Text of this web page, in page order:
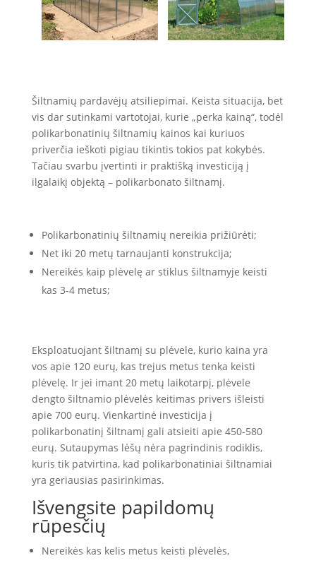
Šiltnamių pardavėjų atsiliepimai. Keista situacija, bet
vis dar sutinkami vartotojai, kurie „perka kainą“, todėl
polikarbonatinių šiltnamių kainos kai kuriuos
priverčia ieškoti pigiau tikintis tokios pat kokybės.
Tačiau svarbu įvertinti ir praktišką investiciją į
ilgalaikį objektą – polikarbonato šiltnamį.
Polikarbonatinių šiltnamių nereikia prižiūrėti;
Net iki 20 metų tarnaujanti konstrukcija;
Nereikės kaip plėvelę ar stiklus šiltnamyje keisti
kas 3-4 metus;
Eksploatuojant šiltnamį su plėvele, kurio kaina yra
vos apie 120 eurų, kas trejus metus tenka keisti
plėvelę. Ir jei imant 20 metų laikotarpį, plėvele
dengto šiltnamio plėvelės keitimas privers išleisti
apie 700 eurų. Vienkartinė investicija į
polikarbonatinį šiltnamį gali atsieiti apie 450-580
eurų. Sutaupymas lėšų nėra pagrindinis rodiklis,
kuris tik patvirtina, kad polikarbonatiniai šiltnamiai
yra geriausias pasirinkimas.
Išvengsite papildomų
rūpesčių
Nereikės kas kelis metus keisti plėvelės,